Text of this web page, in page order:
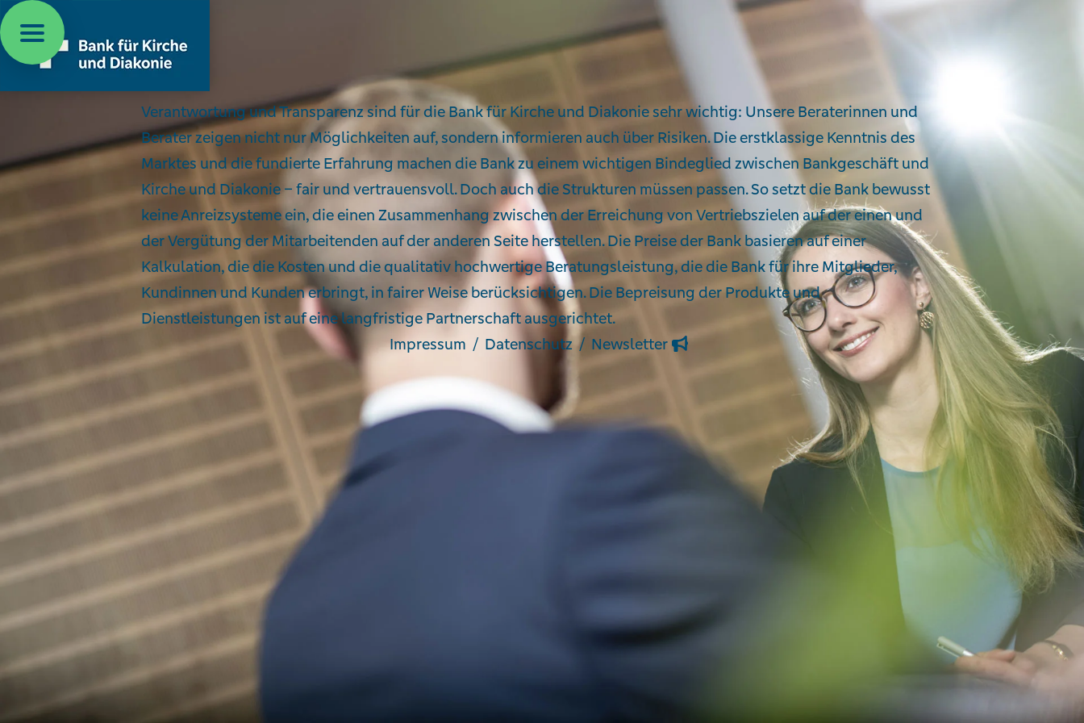
Preispolitik, Beratungsqualität und faire Preise
Verantwortung und Transparenz sind für die Bank für Kirche und Diakonie sehr wichtig: Unsere Beraterinnen und
Berater zeigen nicht nur Möglichkeiten auf, sondern informieren auch über Risiken. Die erstklassige Kenntnis des
Marktes und die fundierte Erfahrung machen die Bank zu einem wichtigen Bindeglied zwischen Bankgeschäft und
Kirche und Diakonie – fair und vertrauensvoll. Doch auch die Strukturen müssen passen. So setzt die Bank bewusst
keine Anreizsysteme ein, die einen Zusammenhang zwischen der Erreichung von Vertriebszielen auf der einen und
der Vergütung der Mitarbeitenden auf der anderen Seite herstellen. Die Preise der Bank basieren auf einer
Kalkulation, die die Kosten und die qualitativ hochwertige Beratungsleistung, die die Bank für ihre Mitglieder,
Kundinnen und Kunden erbringt, in fairer Weise berücksichtigen. Die Bepreisung der Produkte und
Dienstleistungen ist auf eine langfristige Partnerschaft ausgerichtet.
Impressum
Datenschutz Newsletter
Bank für Kirche und Diakonie eG – KD-Bank